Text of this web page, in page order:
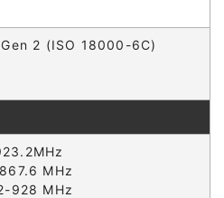
Gen 2 (ISO 18000-6C)
MHz
928 MHz